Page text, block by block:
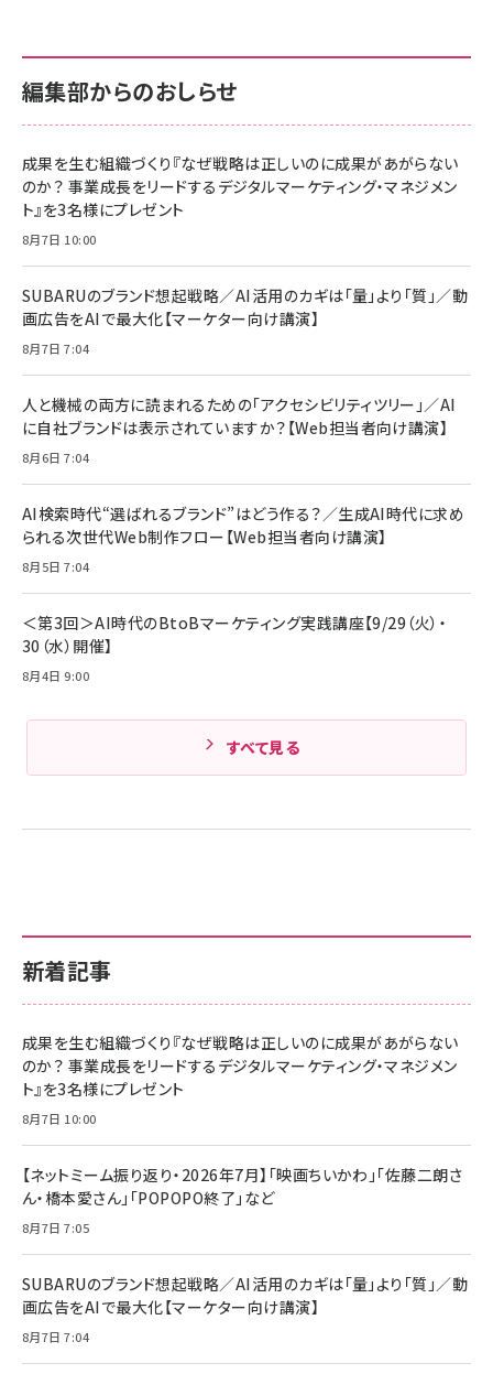
￥880
anan(アンアン)2026/06/24号 No.2500増刊
スペシャルエディション[王道エンタメの矜持／
￥1,100
anan(アンアン)2026/07/08号 No.2502[2026
￥880
ママ投資家が育休中に１億貯めた株式投資
組織の成果を最大化する ルールのデザイン
￥1,980
Amazonランキングをもっと見る
サポート正規品 メーカー保証5年 KLMEA128G
NIMASO ガラスフィルム iPhone 17 用 保護フィ
すい ガイド枠付き いPhone17 (6.3インチ) 対応
2枚セット DSP25F1698
￥1,599
￥6,980
全ワイヤレスイヤホン/アクティブノイズキャンセリ
技術基準適合】ブラック
￥5,990
ケーブル Anker絡まないケーブル 240W 結束バン
ド付き USB PD対応 シリコン素材採用 iPhone
17 / 16 / 15 / Galaxy iPad Pro MacBook
Pro/Air 各種対応 (1.8m ミッドナイトブラック)
￥1,890
サポート正規品 メーカー保証5年 KLMEA128G
Amazon eギフトカード - Amazonロゴ - クラ
￥5,000
Anker PowerLine III Flow USB-C & USB-C
Pro/Air 各種対応 (1.8m ミッドナイトブラック)
￥1,890
サッポロ 生ビール 黒ラベル 350ml 缶 24本 ビー
ル ケース買い【6/30応募〆切! 黒ラベルビヤセラー
￥4,857
新着記事
成果を生む組織づくり『なぜ戦略は正しいのに成果があがらない
のか？ 事業成長をリードするデジタルマーケティング・マネジメン
ト』を3名様にプレゼント
8月7日 10:00
【ネットミーム振り返り・2026年7月】「映画ちいかわ」「佐藤二朗さ
ん・橋本愛さん」「POPOPO終了」など
8月7日 7:05
SUBARUのブランド想起戦略／AI活用のカギは「量」より「質」／動
画広告をAIで最大化【マーケター向け講演】
8月7日 7:04
編集部からのおしらせ
成果を生む組織づくり『なぜ戦略は正しいのに成果があがらない
のか？ 事業成長をリードするデジタルマーケティング・マネジメン
ト』を3名様にプレゼント
8月7日 10:00
SUBARUのブランド想起戦略／AI活用のカギは「量」より「質」／動
画広告をAIで最大化【マーケター向け講演】
8月7日 7:04
人と機械の両方に読まれるための「アクセシビリティツリー」／AI
に自社ブランドは表示されていますか？【Web担当者向け講演】
8月6日 7:04
AI検索時代“選ばれるブランド”はどう作る？／生成AI時代に求め
られる次世代Web制作フロー【Web担当者向け講演】
8月5日 7:04
＜第3回＞AI時代のBtoBマーケティング実践講座【9/29（火）・
30（水）開催】
8月4日 9:00
すべて見る